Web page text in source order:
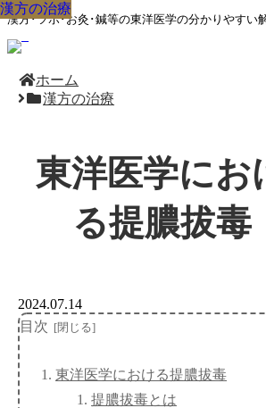
漢方･ツボ･お灸･鍼等の東洋医学の分かりやすい
ホーム
漢方の治療
東洋医学にお
る提膿拔毒
漢方の治療
2024.07.14
目次
東洋医学における提膿拔毒
提膿拔毒とは
漢方の治療
漢方の治療
漢方の治療
漢方の治療
漢方の治療
漢方の治療
漢方の治療
漢方の治療